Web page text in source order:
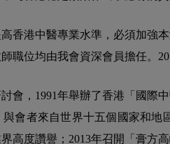
香港中醫專業水準，必須加強
職位均由我會資深會員擔任。
會，1991年舉辦了香港「國際
會者來自世界十五個國家和
高度讚譽；2013年召開「膏方